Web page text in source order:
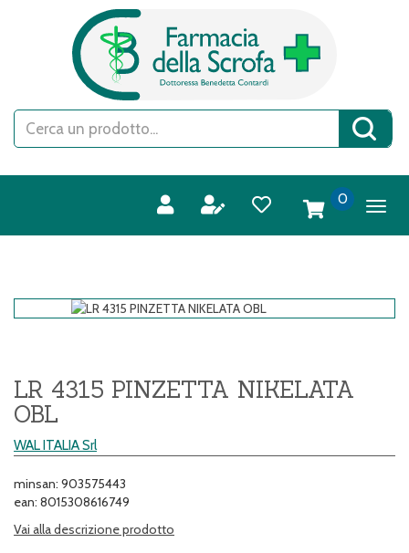
Cerca
Prodotto
0prodotti
inseriti
LR 4315 PINZETTA NIKELATA
OBL
WAL ITALIA Srl
minsan: 903575443
ean: 8015308616749
Vai alla descrizione prodotto